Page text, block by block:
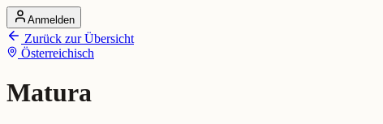
Startseite
Alle Dialekte
Dialekte vergleichen
Dialekt-Karte
Ranking
Anmelden
Zurück zur Übersicht
Österreichisch
Matura